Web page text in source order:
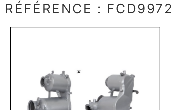
RÉFÉRENCE : FCD9972